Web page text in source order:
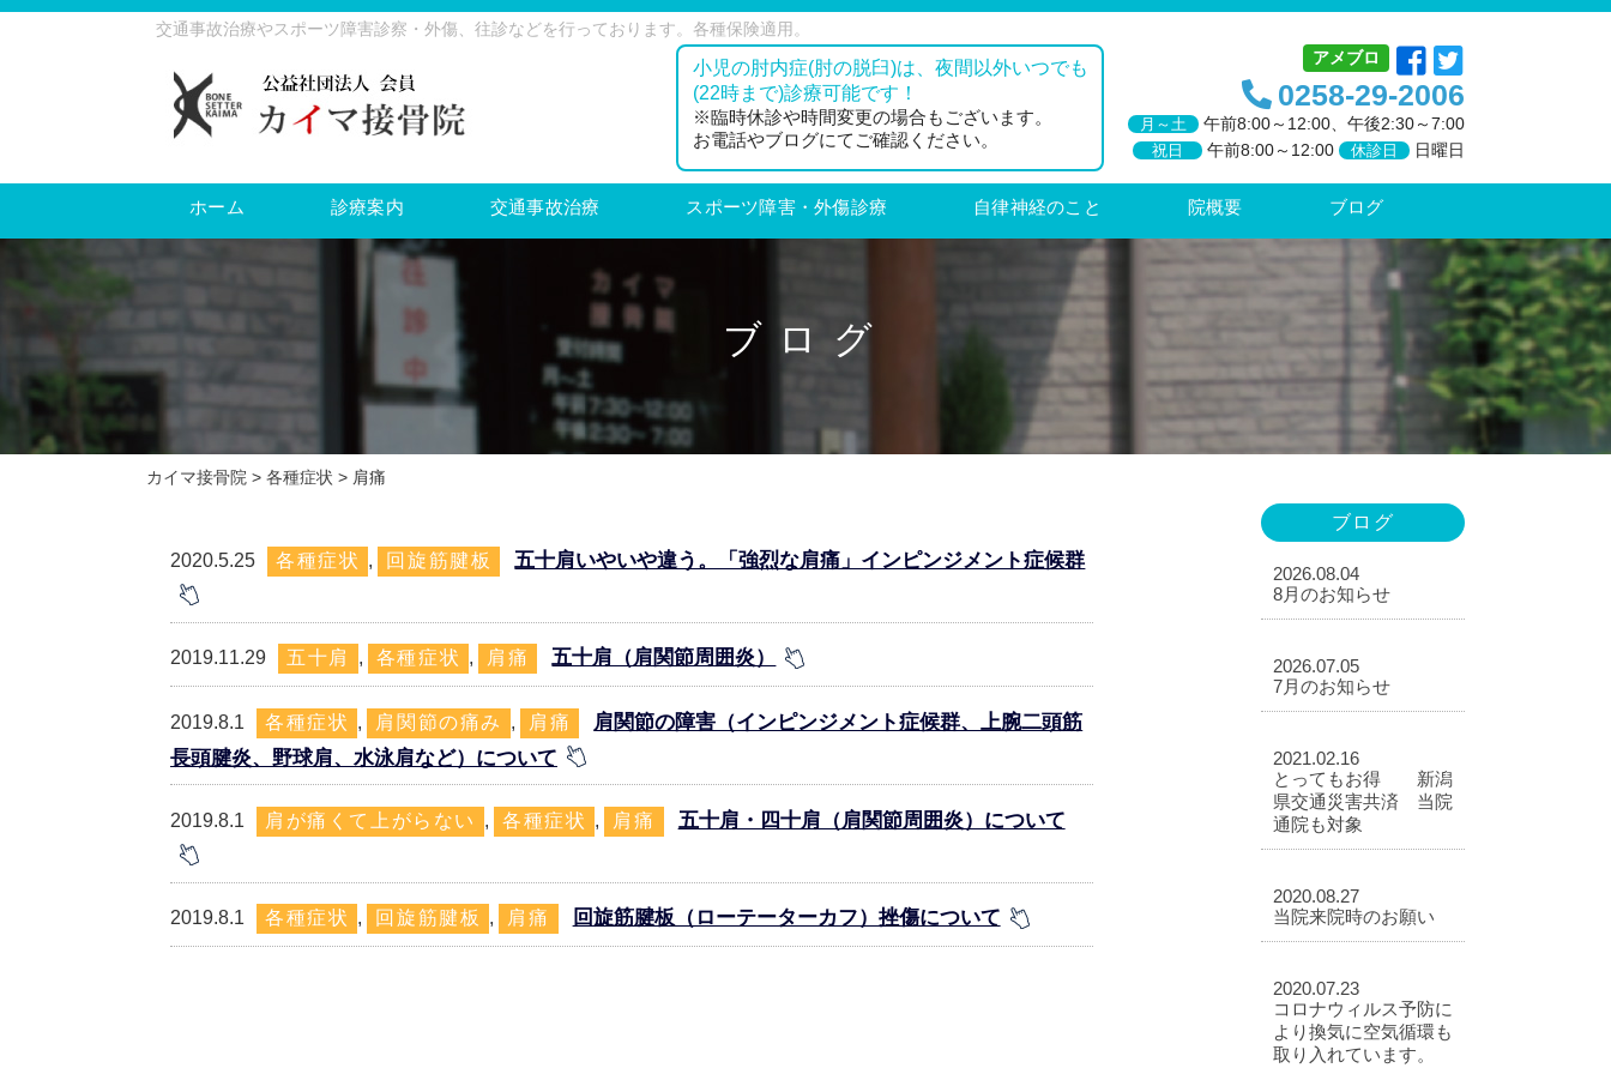
交通事故治療やスポーツ障害診察・外傷、往診などを行っております。各種保険適用。
小児の肘内症(肘の脱臼)は、夜間以外いつでも
(22時まで)診療可能です！
※臨時休診や時間変更の場合もございます。
お電話やブログにてご確認ください。
アメブロ
0258-29-2006
月～土 午前8:00～12:00、 午後2:30～7:00
祝日 午前8:00～12:00 休診日 日曜日
ホーム 診療案内 交通事故治療 スポーツ障害・外傷診療 自律神経のこと 院概要 ブログ
ブログ
カイマ接骨院 > 各種症状 > 肩痛
2020.5.25 各種症状 , 回旋筋腱板 五十肩いやいや違う。「強烈な肩痛」インピンジメント症候群
2019.11.29 五十肩 , 各種症状 , 肩痛 五十肩（肩関節周囲炎）
2019.8.1 各種症状 , 肩関節の痛み , 肩痛
肩関節の障害（インピンジメント症候群、上腕二頭筋
長頭腱炎、野球肩、水泳肩など）について
2019.8.1 肩が痛くて上がらない , 各種症状 , 肩痛 五十肩・四十肩（肩関節周囲炎）について
2019.8.1 各種症状 , 回旋筋腱板 , 肩痛 回旋筋腱板（ローテーターカフ）挫傷について
ブログ
2026.08.04
8月のお知らせ
2026.07.05
7月のお知らせ
2021.02.16
とってもお得 新潟
県交通災害共済 当院
通院も対象
2020.08.27
当院来院時のお願い
2020.07.23
コロナウィルス予防に
より換気に空気循環も
取り入れています。